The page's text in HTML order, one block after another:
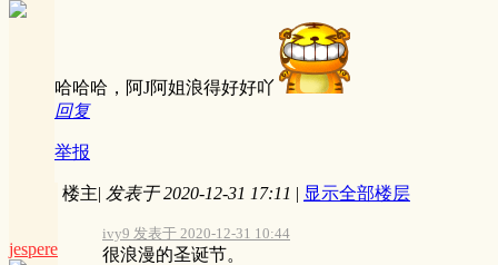
哈哈哈，阿J阿姐浪得好好吖
回复
举报
jespere
楼主| 发表于 2020-12-31 17:11 | 显示全部楼层
ivy9 发表于 2020-12-31 10:44
很浪漫的圣诞节。